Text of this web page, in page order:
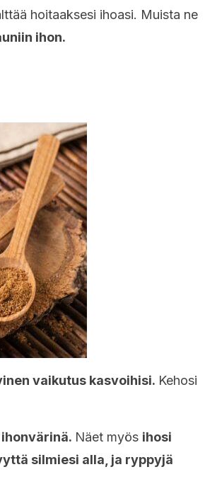
hoitaaksesi ihoasi. Muista ne
ihon.
vaikutus kasvoihisi. Kehosi
Näet myös ihosi
silmiesi alla, ja ryppyjä